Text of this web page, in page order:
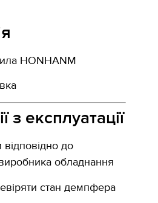
HONHANM
з експлуатації
до
обладнання
стан демпфера